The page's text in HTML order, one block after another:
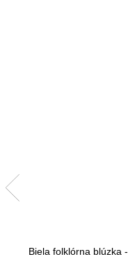
Biela folklórna blúzka -